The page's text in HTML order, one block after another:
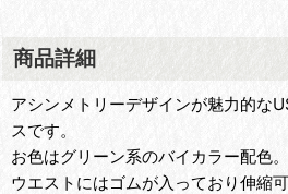
商品詳細
アシンメトリーデザインが魅力的な
スです。
お色はグリーン系のバイカラー配色。
ウエストにはゴムが入っており伸縮